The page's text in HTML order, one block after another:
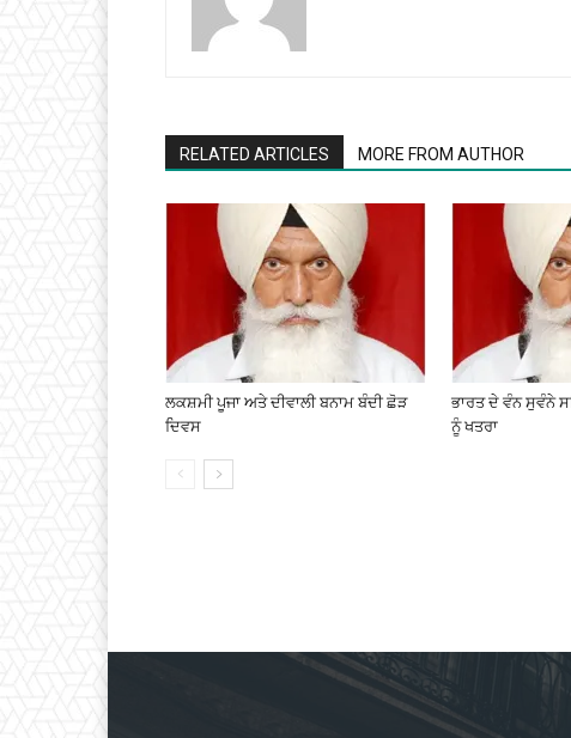
RELATED ARTICLES MORE FROM AUTHOR
ਲਕਸ਼ਮੀ ਪੂਜਾ ਅਤੇ ਦੀਵਾਲੀ ਬਨਾਮ ਬੰਦੀ ਛੋੜ
ਦਿਵਸ
ਭਾਰਤ ਦੇ ਵੰਨ ਸੁਵੰਨੇ
ਨੂੰ ਖਤਰਾ